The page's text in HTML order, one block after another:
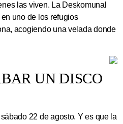
las viven. La Deskomunal
uno de los refugios
acogiendo una velada donde
UN DISCO
22 de agosto. Y es que la